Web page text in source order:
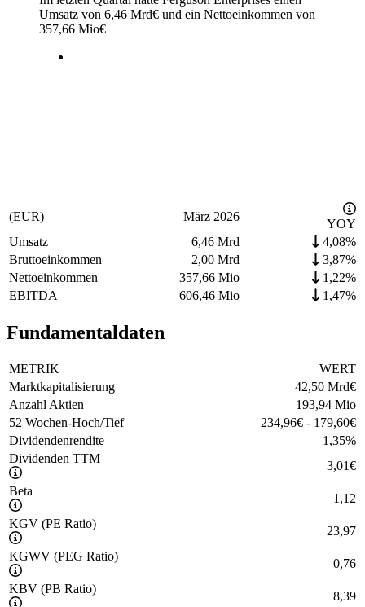
Umsatz von 6,46 Mrd€ und ein Nettoeinkommen von
357,66 Mio€
(EUR) März 2026
YOY
Umsatz
6,46 Mrd
4,08%
Bruttoeinkommen
2,00 Mrd
3,87%
Nettoeinkommen
357,66 Mio
1,22%
EBITDA
606,46 Mio 1,47%
Fundamentaldaten
METRIK
WERT
Marktkapitalisierung
42,50 Mrd€
Anzahl Aktien
193,94 Mio
52 Wochen-Hoch/Tief
234,96€ - 179,60€
Dividendenrendite
1,35%
Dividenden TTM
3,01€
Beta
1,12
KGV (PE Ratio)
23,97
KGWV (PEG Ratio)
0,76
KBV (PB Ratio)
8,39